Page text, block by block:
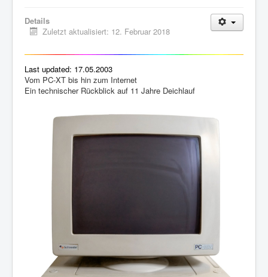
Details
Zuletzt aktualisiert: 12. Februar 2018
Last updated: 17.05.2003
Vom PC-XT bis hin zum Internet
Ein technischer Rückblick auf 11 Jahre Deichlauf